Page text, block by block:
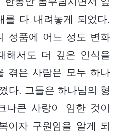
를 다 내려놓게 되었다.
성품에 어느 정도 변화
해서도 더 깊은 인식을
겪은 사람은 모두 하나
다. 그들은 하나님의 형
나큰 사랑이 임한 것이
이자 구원임을 알게 되